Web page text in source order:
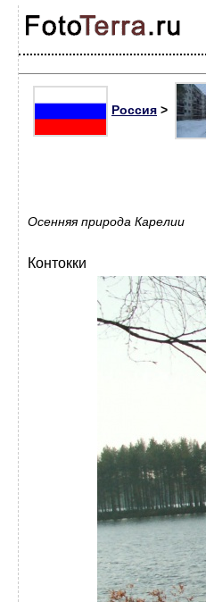
Россия >
Осенняя природа Карелии
Контокки